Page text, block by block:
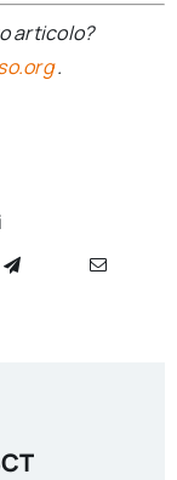
articolo?
.